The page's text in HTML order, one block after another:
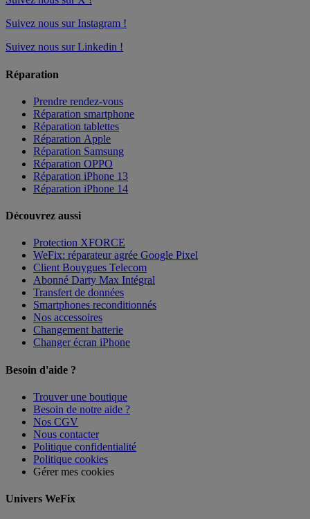
Suivez nous sur Instagram !
Suivez nous sur Linkedin !
Réparation
Prendre rendez-vous
Réparation smartphone
Réparation tablettes
Réparation Apple
Réparation Samsung
Réparation OPPO
Réparation iPhone 13
Réparation iPhone 14
Découvrez aussi
Protection XFORCE
WeFix: réparateur agrée Google Pixel
Client Bouygues Telecom
Abonné Darty Max Intégral
Transfert de données
Smartphones reconditionnés
Nos accessoires
Changement batterie
Changer écran iPhone
Besoin d'aide ?
Trouver une boutique
Besoin de notre aide ?
Nos CGV
Nous contacter
Politique confidentialité
Politique cookies
Gérer mes cookies
Univers WeFix